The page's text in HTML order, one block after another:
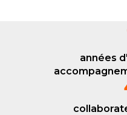
années